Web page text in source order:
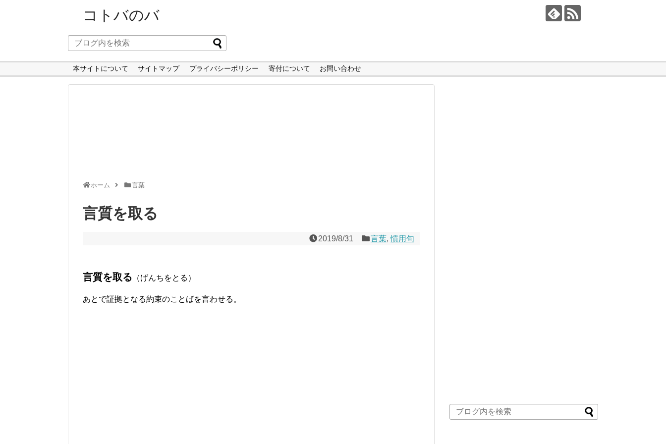
コトバのバ
本サイトについて サイトマップ プライバシーポリシー 寄付について お問い合わせ
ホーム 言葉
言質を取る
2019/8/31 言葉,慣用句
言質を取る （げんちをとる）
あとで証拠となる約束のことばを言わせる。